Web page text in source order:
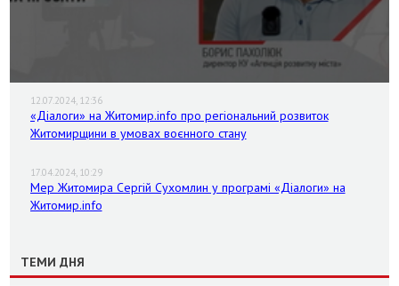
12.07.2024, 12:36
«Діалоги» на Житомир.info про регіональний розвиток
Житомирщини в умовах воєнного стану
17.04.2024, 10:29
Мер Житомира Сергій Сухомлин у програмі «Діалоги» на
Житомир.info
ТЕМИ ДНЯ